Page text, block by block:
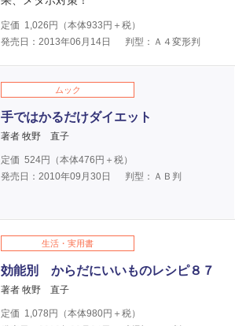
定価 1,026 円（本体933 円＋税）
発売日：2013年06月14日
判型：Ａ４変形判
ムック
手ではかるだけダイエット
著者 牧野 直子
定価 524円（本体476 円＋税）
発売日：2010年09月30日
判型：ＡＢ判
生活・実用書
効能別 からだにいいものレシピ８７
著者 牧野 直子
定価 1,078 円（本体980円＋税）